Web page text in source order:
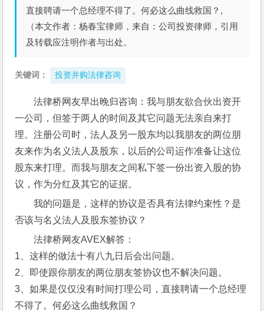
直接聘请一个总经理不得了。何必这么曲线救国？,
（本文作者：杨春宝律师，来自：公司投资律师，引用
及转载应注明作者与出处。
关键词： 投资并购法律咨询
法律桥网友早出晚归咨询：我与朋友欲合伙出资开
一公司，但签于两人的时间及其它问题无法亲自来打
理。注册公司时，法人及另一股东均以我朋友的两位朋
友来作为名义法人及股东，以后的公司运作准备让这位
股东来打理。而我与朋友之间私下签一份出资入股的协
议，作为分红及其它的证据。
我的问题是，这样的协议是否具有法律约束性？是
否该与名义法人及股东签协议？
法律桥网友AVEX解答：
1、这样的做法十有八九日后会出问题。
2、即使跟你朋友的两位朋友签协议也不解决问题。
3、如果是仅仅没有时间打理公司，直接聘请一个总经理
不得了。何必这么曲线救国？